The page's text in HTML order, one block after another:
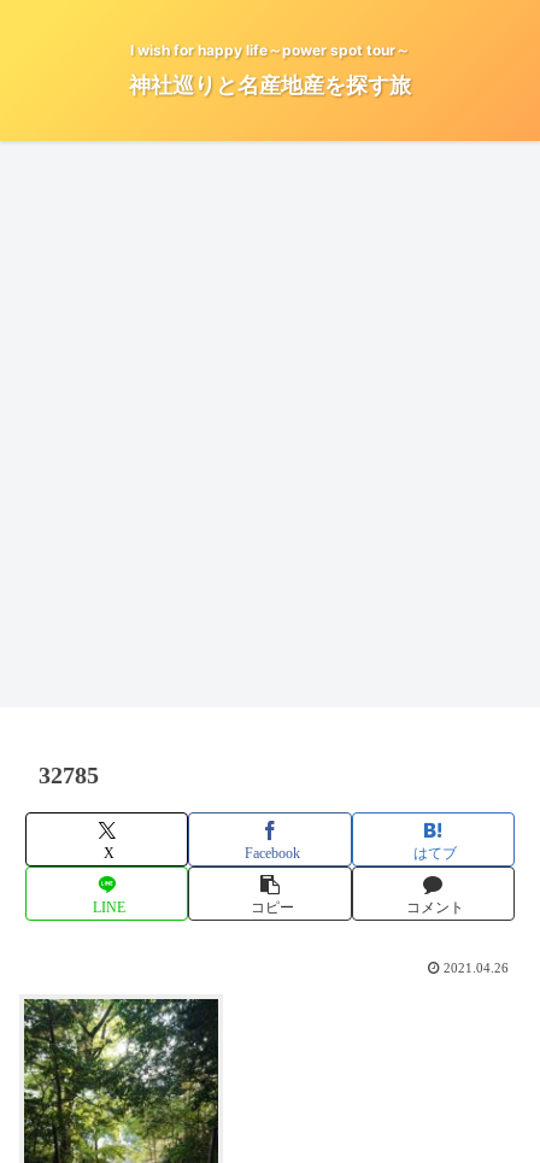
I wish for happy life～power spot tour～
神社巡りと名産地産を探す旅
32785
X Facebook はてブ
LINE コピー コメント
2021.04.26